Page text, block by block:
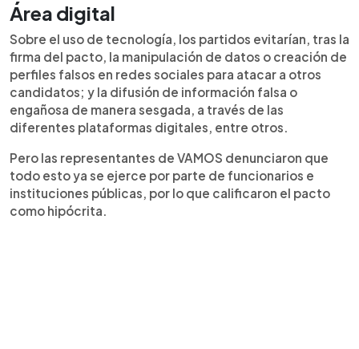
Área digital
Sobre el uso de tecnología, los partidos evitarían, tras la
firma del pacto, la manipulación de datos o creación de
perfiles falsos en redes sociales para atacar a otros
candidatos; y la difusión de información falsa o
engañosa de manera sesgada, a través de las
diferentes plataformas digitales, entre otros.
Pero las representantes de VAMOS denunciaron que
todo esto ya se ejerce por parte de funcionarios e
instituciones públicas, por lo que calificaron el pacto
como hipócrita.